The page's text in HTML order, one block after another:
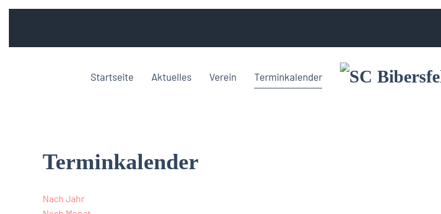
Startseite Aktuelles Verein Terminkalender
Terminkalender
Nach Jahr